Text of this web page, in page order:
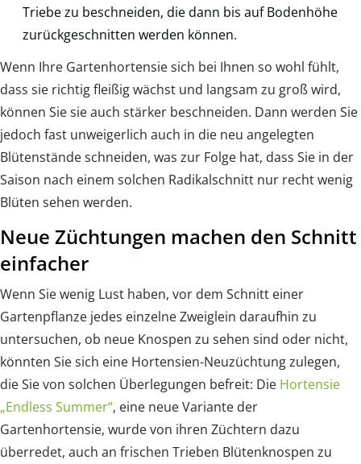
Triebe zu beschneiden, die dann bis auf Bodenhöhe
zurückgeschnitten werden können.
Wenn Ihre Gartenhortensie sich bei Ihnen so wohl fühlt,
dass sie richtig fleißig wächst und langsam zu groß wird,
können Sie sie auch stärker beschneiden. Dann werden Sie
jedoch fast unweigerlich auch in die neu angelegten
Blütenstände schneiden, was zur Folge hat, dass Sie in der
Saison nach einem solchen Radikalschnitt nur recht wenig
Blüten sehen werden.
Neue Züchtungen machen den Schnitt
einfacher
Wenn Sie wenig Lust haben, vor dem Schnitt einer
Gartenpflanze jedes einzelne Zweiglein daraufhin zu
untersuchen, ob neue Knospen zu sehen sind oder nicht,
könnten Sie sich eine Hortensien-Neuzüchtung zulegen,
die Sie von solchen Überlegungen befreit: Die Hortensie
„Endless Summer“, eine neue Variante der
Gartenhortensie, wurde von ihren Züchtern dazu
überredet, auch an frischen Trieben Blütenknospen zu